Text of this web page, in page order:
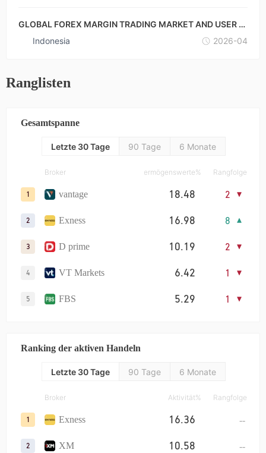
GLOBAL FOREX MARGIN TRADING MARKET AND USER R
ESEARCH REPORT-INDONESIA
Indonesia 2026-04
Ranglisten
Gesamtspanne
Letzte 30 Tage 90 Tage 6 Monate
Broker Vermögenswerte% Rangfolge
1 vantage 18.48 2
2 Exness 16.98 8
3 D prime 10.19 2
4 VT Markets 6.42 1
5 FBS 5.29 1
7 IC
XM 3.92
3.32 2
Ranking der aktiven Handeln
Letzte 30 Tage 90 Tage 6 Monate
Broker Aktivität% Rangfolge
1 Exness 16.36 --
2 XM 10.58 --